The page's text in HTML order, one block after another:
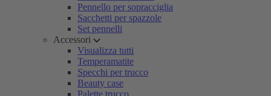
Pennello per sopracciglia
Sacchetti per spazzole
Set pennelli
Accessori
Visualizza tutti
Temperamatite
Specchi per trucco
Beauty case
Palette trucco